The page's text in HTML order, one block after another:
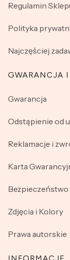
Regulamin
Polityka
Najczęściej
GWARANCJA
Gwarancja
Odstąpienie od
Reklamacje i
Karta
Bezpieczeństwo
Zdjęcia i Kolory
Prawa autorskie